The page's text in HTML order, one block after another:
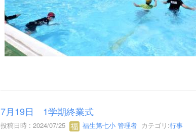
7月19日 1学期終業式
投稿日時 : 2024/07/25 福生第七小 管理者カテゴリ:行事